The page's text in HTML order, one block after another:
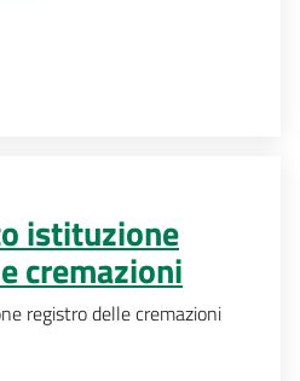
istituzione
cremazioni
registro delle cremazioni